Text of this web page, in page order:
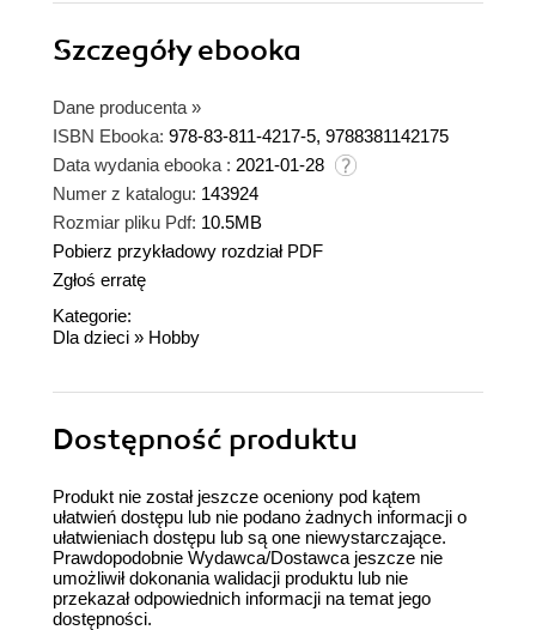
Szczegółyebooka
Dane producenta »
ISBN Ebooka: 978-83-811-4217-5, 9788381142175
Data wydania ebooka : 2021-01-28
Numer z katalogu: 143924
Rozmiar pliku Pdf: 10.5MB
Pobierz przykładowy rozdział PDF
Zgłoś erratę
Kategorie:
Dla dzieci » Hobby
Dostępność produktu
Produkt nie został jeszcze oceniony pod kątem
ułatwień dostępu lub nie podano żadnych informacji o
ułatwieniach dostępu lub są one niewystarczające.
Prawdopodobnie Wydawca/Dostawca jeszcze nie
umożliwił dokonania walidacji produktu lub nie
przekazał odpowiednich informacji na temat jego
dostępności.